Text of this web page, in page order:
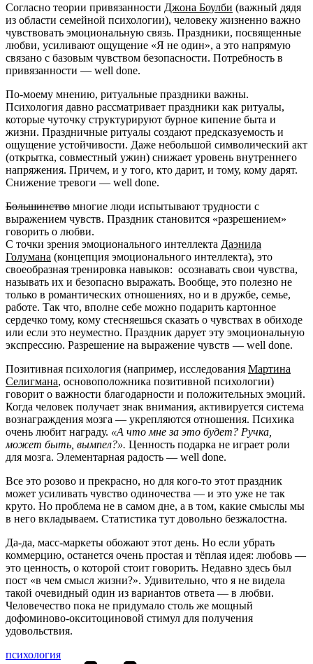
Согласно теории привязанности Джона Боулби (важный дядя
из области семейной психологии), человеку жизненно важно
чувствовать эмоциональную связь. Праздники, посвященные
любви, усиливают ощущение «Я не один», а это напрямую
связано с базовым чувством безопасности. Потребность в
привязанности — well done.
По-моему мнению, ритуальные праздники важны.
Психология давно рассматривает праздники как ритуалы,
которые чуточку структурируют бурное кипение быта и
жизни. Праздничные ритуалы создают предсказуемость и
ощущение устойчивости. Даже небольшой символический акт
(открытка, совместный ужин) снижает уровень внутреннего
напряжения. Причем, и у того, кто дарит, и тому, кому дарят.
Снижение тревоги — well done.
Большинство многие люди испытывают трудности с
выражением чувств. Праздник становится «разрешением»
говорить о любви.
С точки зрения эмоционального интеллекта Даэнила
Голумана (концепция эмоционального интеллекта), это
своеобразная тренировка навыков: осознавать свои чувства,
называть их и безопасно выражать. Вообще, это полезно не
только в романтических отношениях, но и в дружбе, семье,
работе. Так что, вполне себе можно подарить картонное
сердечко тому, кому стесняешься сказать о чувствах в обиходе
или если это неуместно. Праздник дарует эту эмоциональную
экспрессию. Разрешение на выражение чувств — well done.
Позитивная психология (например, исследования Мартина
Селигмана, основоположника позитивной психологии)
говорит о важности благодарности и положительных эмоций.
Когда человек получает знак внимания, активируется система
вознаграждения мозга — укрепляются отношения. Психика
очень любит награду. «А что мне за это будет? Ручка,
может быть, вымпел?». Ценность подарка не играет роли
для мозга. Элементарная радость — well done.
Все это розово и прекрасно, но для кого-то этот праздник
может усиливать чувство одиночества — и это уже не так
круто. Но проблема не в самом дне, а в том, какие смыслы мы
в него вкладываем. Статистика тут довольно безжалостна.
Да-да, масс-маркеты обожают этот день. Но если убрать
коммерцию, останется очень простая и тёплая идея: любовь —
это ценность, о которой стоит говорить. Недавно здесь был
пост «в чем смысл жизни?». Удивительно, что я не видела
такой очевидный один из вариантов ответа — в любви.
Человечество пока не придумало столь же мощный
дофоминово-окситоциновой стимул для получения
удовольствия.
психология